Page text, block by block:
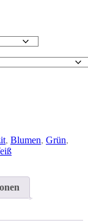
, Blumen, Grün,